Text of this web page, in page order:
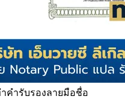
คำรับรองลายมือชื่อ